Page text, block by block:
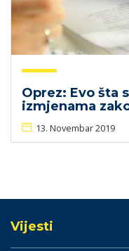
Oprez: Evo šta
izmjenama
13. Novembar 2019
Vijesti